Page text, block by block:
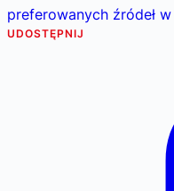
preferowanych źródeł
UDOSTĘPNIJ